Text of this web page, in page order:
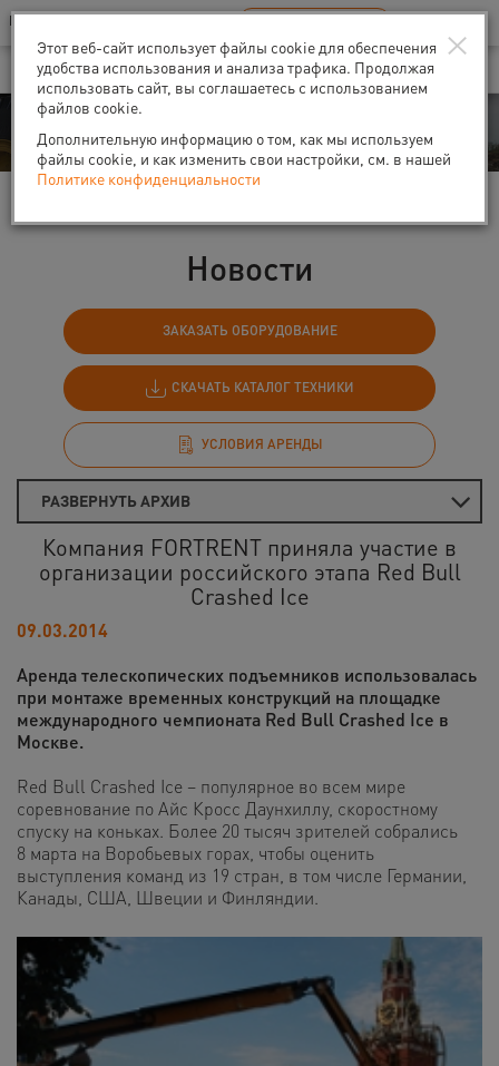
Ваш город:Санкт-Петербург
В Вашем регионе нет наших офисов RU EN
События
Новости
ЗАКАЗАТЬ ОБОРУДОВАНИЕ
СКАЧАТЬ КАТАЛОГ ТЕХНИКИ
УСЛОВИЯ АРЕНДЫ
РАЗВЕРНУТЬ АРХИВ
Компания FORTRENT приняла участие в
организации российского этапа Red Bull
Crashed Ice
09.03.2014
Аренда телескопических подъемников использовалась
при монтаже временных конструкций на площадке
международного чемпионата Red Bull Crashed Ice в
Москве.
Red Bull Crashed Ice – популярное во всем мире
соревнование по Айс Кросс Даунхиллу, скоростному
спуску на коньках. Более 20 тысяч зрителей собрались
8 марта на Воробьевых горах, чтобы оценить
выступления команд из 19 стран, в том числе Германии,
Канады, США, Швеции и Финляндии.
×
Этот веб-сайт использует файлы cookie для обеспечения
удобства использования и анализа трафика. Продолжая
использовать сайт, вы соглашаетесь с использованием
файлов cookie.
Дополнительную информацию о том, как мы используем
файлы cookie, и как изменить свои настройки, см. в нашей
Политике конфиденциальности